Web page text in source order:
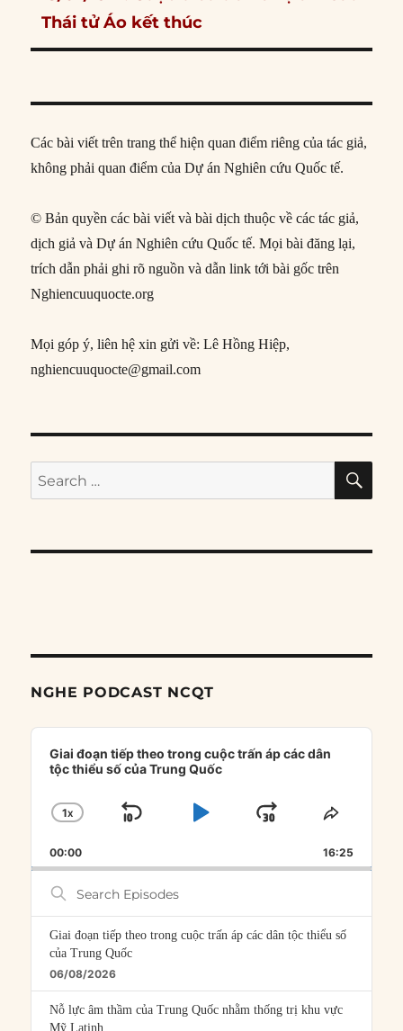
post:
Thái tử Áo kết thúc
Các bài viết trên trang thể hiện quan điểm riêng của tác giả,
không phải quan điểm của Dự án Nghiên cứu Quốc tế.
© Bản quyền các bài viết và bài dịch thuộc về các tác giả,
dịch giả và Dự án Nghiên cứu Quốc tế. Mọi bài đăng lại,
trích dẫn phải ghi rõ nguồn và dẫn link tới bài gốc trên
Nghiencuuquocte.org
Mọi góp ý, liên hệ xin gửi về: Lê Hồng Hiệp,
nghiencuuquocte@gmail.com
Search
for:
NGHE PODCAST NCQT
Audio
Player
Giai đoạn tiếp theo trong cuộc trấn áp các dân
tộc thiểu số của Trung Quốc
CHANGE
RATE
1X
SKIP
PLAYJUMP
FORWARD
SHARE
00:00 16:25
Search
Episodes
Giai đoạn tiếp theo trong cuộc trấn áp các dân tộc thiểu số
của Trung Quốc
06/08/2026
Nỗ lực âm thầm của Trung Quốc nhằm thống trị khu vực
Mỹ Latinh